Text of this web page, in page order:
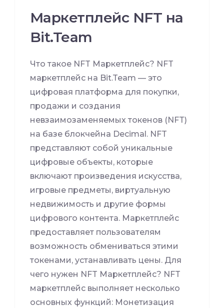
Маркетплейс NFT на
Bit.Team
Что такое NFT Маркетплейс? NFT
маркетплейс на Bit.Team — это
цифровая платформа для покупки,
продажи и создания
невзаимозаменяемых токенов (NFT)
на базе блокчейна Decimal. NFT
представляют собой уникальные
цифровые объекты, которые
включают произведения искусства,
игровые предметы, виртуальную
недвижимость и другие формы
цифрового контента. Маркетплейс
предоставляет пользователям
возможность обмениваться этими
токенами, устанавливать цены. Для
чего нужен NFT Маркетплейс? NFT
маркетплейс выполняет несколько
основных функций: Монетизация